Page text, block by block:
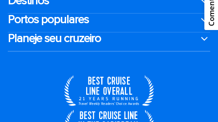
Portos populares
Planeje seu cruzeiro